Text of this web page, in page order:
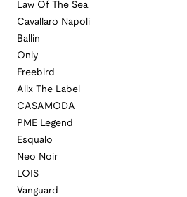
Law Of The Sea
Cavallaro Napoli
Ballin
Only
Freebird
Alix The Label
CASAMODA
PME Legend
Esqualo
Neo Noir
LOIS
Vanguard